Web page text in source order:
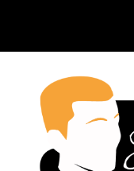
content